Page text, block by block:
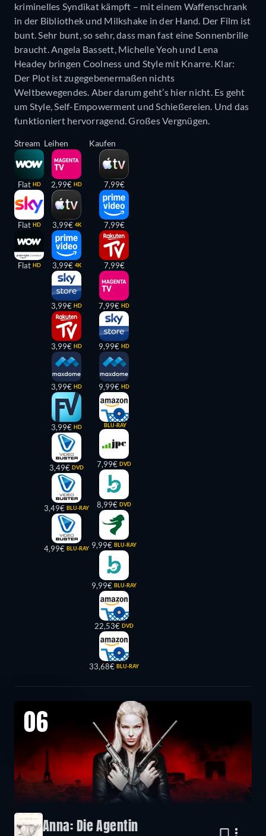
kriminelles Syndikat kämpft – mit einem Waffenschrank
in der Bibliothek und Milkshake in der Hand. Der Film ist
bunt. Sehr bunt, so sehr, dass man fast eine Sonnenbrille
braucht. Angela Bassett, Michelle Yeoh und Lena
Headey bringen Coolness und Style mit Knarre. Klar:
Der Plot ist zugegebenermaßen nichts
Weltbewegendes. Aber darum geht’s hier nicht. Es geht
um Style, Self-Empowerment und Schießereien. Und das
funktioniert hervorragend. Großes Vergnügen.
Stream
Flat HD
Flat HD
Flat HD
Leihen
2,99€ HD
3,99€ 4K
3,99€ 4K
3,99€ HD
3,99€ HD
3,99€ HD
3,99€ HD
3,49€ DVD
3,49€ BLU-RAY
4,99€ BLU-RAY
Kaufen
7,99€
7,99€
7,99€
7,99€ HD
9,99€ HD
9,99€ HD
BLU-RAY
7,99€ DVD
8,99€ DVD
9,99€ BLU-RAY
9,99€ BLU-RAY
22,53€ DVD
33,68€ BLU-RAY
06
Anna: Die Agentin